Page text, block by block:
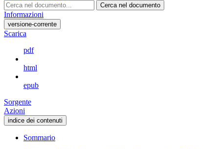
Cerca nel documento
Informazioni
versione-corrente
Scarica
pdf
html
epub
Sorgente
Azioni
indice dei contenuti
Sommario